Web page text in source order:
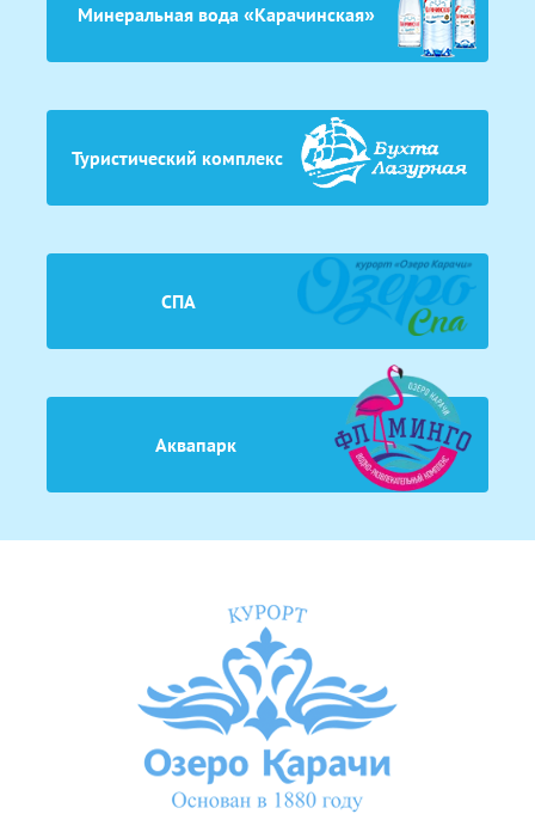
Минеральная вода «Карачинская»
Туристический комплекс
СПА
Аквапарк